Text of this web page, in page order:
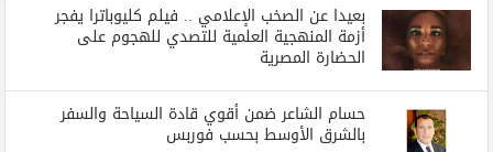
بعيدا عن الصخب الإعلامي .. فيلم كليوباترا يفجر
أزمة المنهجية العلمية للتصدي للهجوم على
الحضارة المصرية
حسام الشاعر ضمن أقوي قادة السياحة والسفر
بالشرق الأوسط بحسب فوربس